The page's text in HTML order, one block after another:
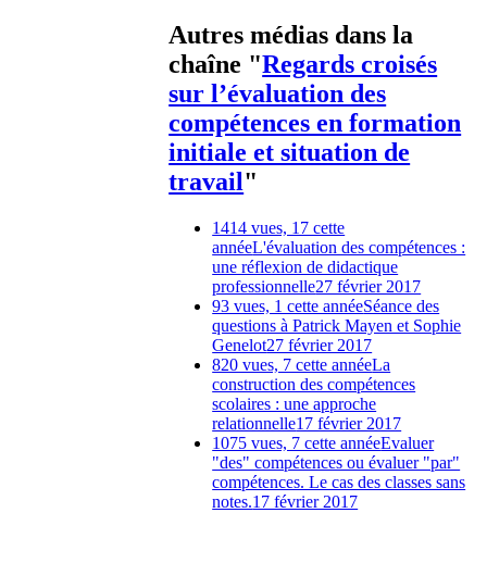
Autres médias dans la
chaîne "Regards croisés
sur l’évaluation des
compétences en formation
initiale et situation de
travail"
1414 vues, 17 cette
annéeL'évaluation des compétences :
une réflexion de didactique
professionnelle27 février 2017
93 vues, 1 cette annéeSéance des
questions à Patrick Mayen et Sophie
Genelot27 février 2017
820 vues, 7 cette annéeLa
construction des compétences
scolaires : une approche
relationnelle17 février 2017
1075 vues, 7 cette annéeEvaluer
"des" compétences ou évaluer "par"
compétences. Le cas des classes sans
notes.17 février 2017